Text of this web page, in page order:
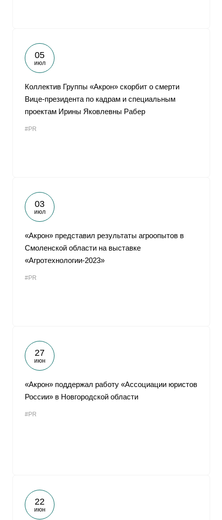
05
июл
Коллектив Группы «Акрон» скорбит о смерти
Вице-президента по кадрам и специальным
проектам Ирины Яковлевны Рабер
#PR
03
июл
«Акрон» представил результаты агроопытов в
Смоленской области на выставке
«Агротехнологии-2023»
#PR
27
июн
«Акрон» поддержал работу «Ассоциации юристов
России» в Новгородской области
#PR
22
июн